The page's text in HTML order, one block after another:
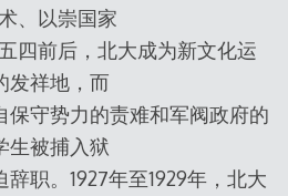
、以崇国家
四前后，北大成为新文化运
发祥地，而
保守势力的责难和军阀政府的
生被捕入狱
辞职。1927年至1929年，北大